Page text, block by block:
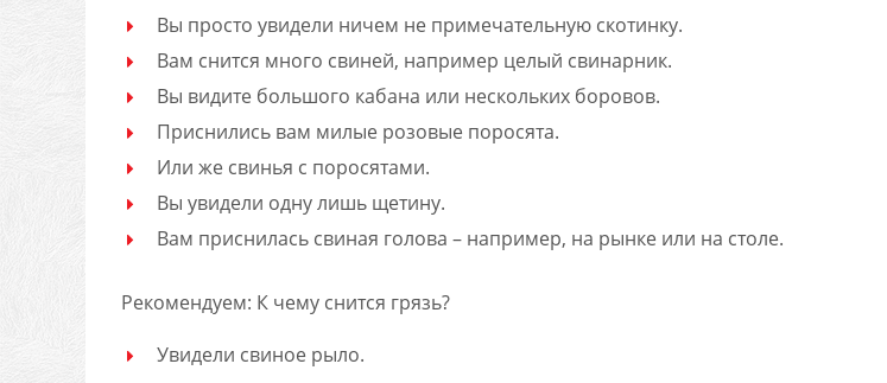
Вы просто увидели ничем не примечательную скотинку.
Вам снится много свиней, например целый свинарник.
Вы видите большого кабана или нескольких боровов.
Приснились вам милые розовые поросята.
Или же свинья с поросятами.
Вы увидели одну лишь щетину.
Вам приснилась свиная голова – например, на рынке или на столе.
Рекомендуем: К чему снится грязь?
Увидели свиное рыло.